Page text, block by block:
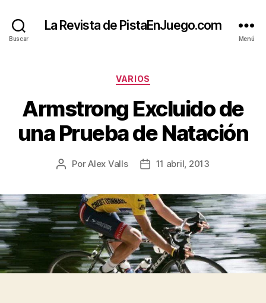
Buscar
La Revista de PistaEnJuego.com
Menú
Categorías
VARIOS
Armstrong Excluido de
una Prueba de Natación
Autor
entrada
PorAlex Valls
Fecha
entrada
11 abril, 2013